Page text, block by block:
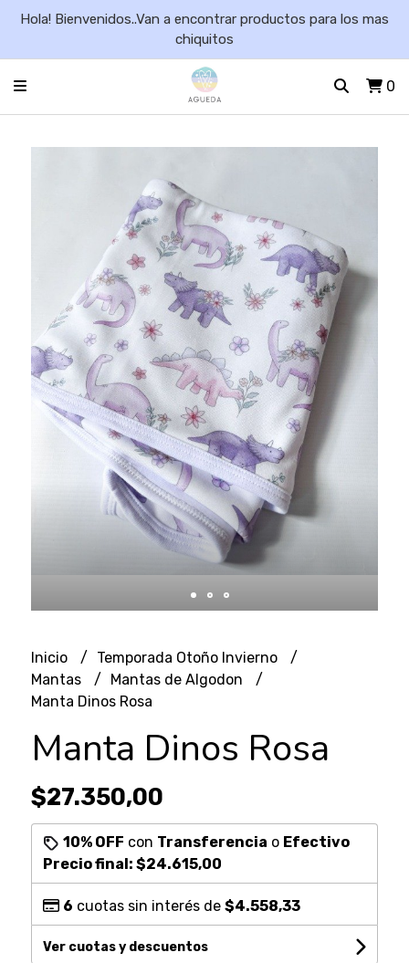
Hola! Bienvenidos..Van a encontrar productos para los mas
chiquitos
0
Inicio
Temporada Otoño Invierno
Mantas
Mantas de Algodon
Manta Dinos Rosa
Manta Dinos Rosa
$27.350,00
10% OFF con Transferencia o Efectivo
Precio final: $24.615,00
6 cuotas sin interés de $4.558,33
Ver cuotas y descuentos